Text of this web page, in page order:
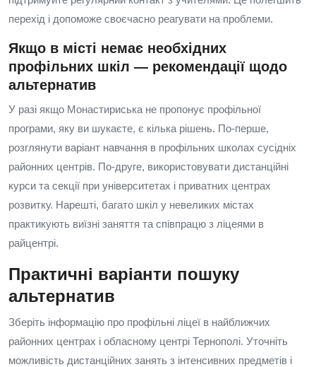
перехід і допоможе своєчасно реагувати на проблеми.
Якщо в місті немає необхідних
профільних шкіл — рекомендації щодо
альтернатив
У разі якщо Монастириська не пропонує профільної
програми, яку ви шукаєте, є кілька рішень. По-перше,
розглянути варіант навчання в профільних школах сусідніх
районних центрів. По-друге, використовувати дистанційні
курси та секції при університетах і приватних центрах
розвитку. Нарешті, багато шкіл у невеликих містах
практикують виїзні заняття та співпрацю з ліцеями в
райцентрі.
Практичні варіанти пошуку
альтернатив
Зберіть інформацію про профільні ліцеї в найближчих
районних центрах і обласному центрі Тернополі. Уточніть
можливість дистанційних занять з інтенсивних предметів і